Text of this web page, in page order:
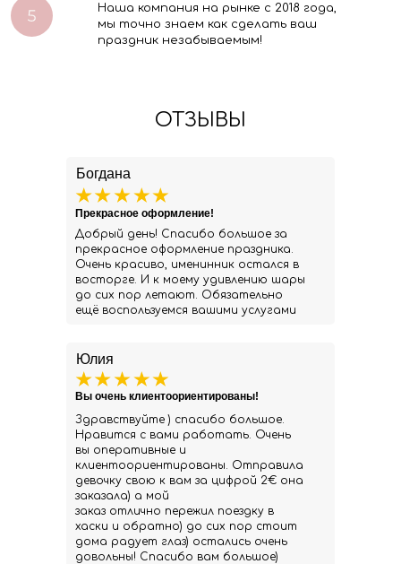
Наша компания на рынке с 2018 года,
мы точно знаем как сделать ваш
праздник незабываемым!
ОТЗЫВЫ
Юлия
Здравствуйте ) спасибо большое.
Нравится с вами работать. Очень
вы оперативные и
клиентоориентированы. Отправила
девочку свою к вам за цифрой 2€ она
заказала) а мой
заказ отлично пережил поездку в
хаски и обратно) до сих пор стоит
дома радует глаз) остались очень
довольны! Спасибо вам большое)
Вы очень клиентоориентированы!
Богдана
Добрый день! Спасибо большое за
прекрасное оформление праздника.
Очень красиво, именинник остался в
восторге. И к моему удивлению шары
до сих пор летают. Обязательно
ещё воспользуемся вашими услугами
Прекрасное оформление!